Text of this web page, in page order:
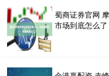
蜀商证券官网
市场到底怎么了